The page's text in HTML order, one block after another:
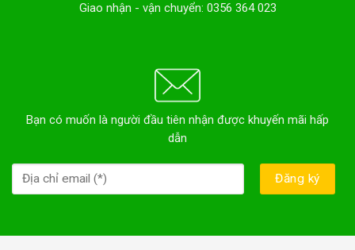
Giao nhận - vận chuyển: 0356 364 023
Bạn có muốn là người đầu tiên nhận được khuyến mãi hấp
dẫn